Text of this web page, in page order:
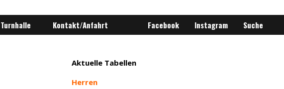
Turnhalle Kontakt/Anfahrt Facebook Instagram Suche
Aktuelle Tabellen
Herren